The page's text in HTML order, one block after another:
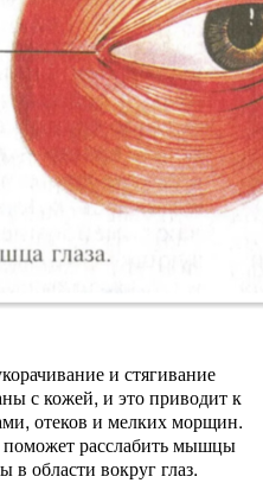
и стягивание
с кожей, и это приводит к
отеков и мелких морщин.
поможет расслабить мышцы
области вокруг глаз.